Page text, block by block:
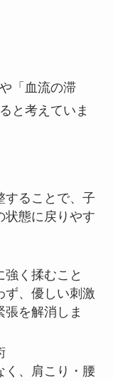
「血流の滞
と考えていま
ることで、子
状態に戻りやす
く揉むこと
ず、優しい刺激
を解消しま
、肩こり・腰